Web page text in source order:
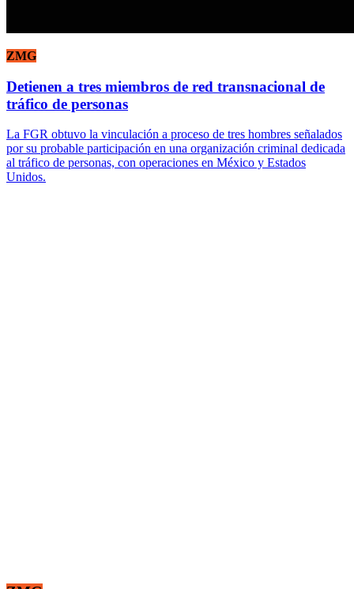
ZMG
Detienen a tres miembros de red transnacional de
tráfico de personas
La FGR obtuvo la vinculación a proceso de tres hombres señalados
por su probable participación en una organización criminal dedicada
al tráfico de personas, con operaciones en México y Estados
Unidos.